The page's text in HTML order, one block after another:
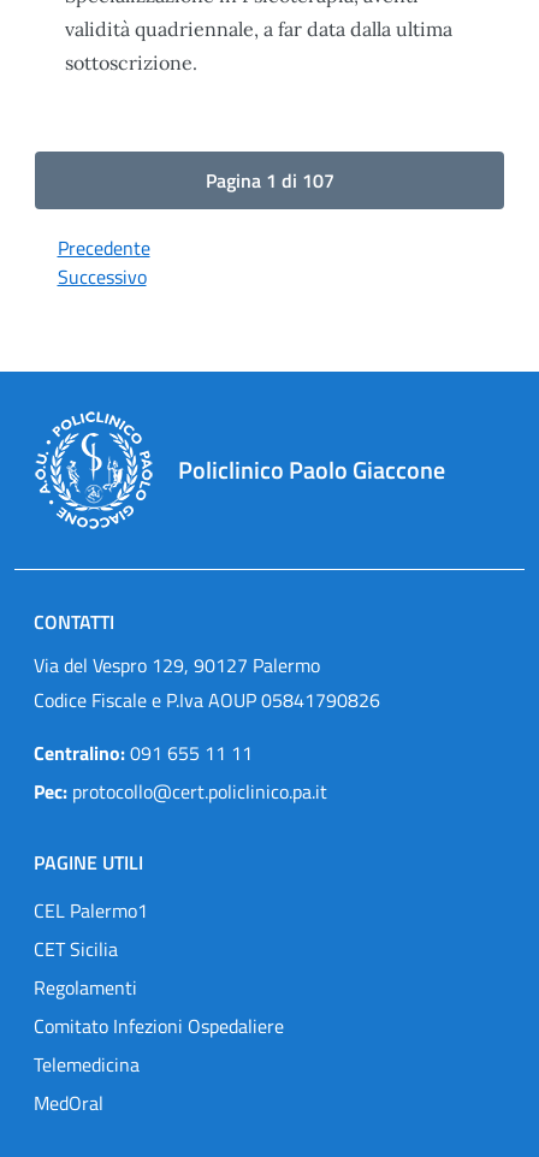
validità quadriennale, a far data dalla ultima
sottoscrizione.
Pagina 1 di 107
Precedente
Successivo
Policlinico Paolo Giaccone
CONTATTI
Via del Vespro 129, 90127 Palermo
Codice Fiscale e P.Iva AOUP 05841790826
Centralino:091 655 11 11
Pec: protocollo@cert.policlinico.pa.it
PAGINE UTILI
CEL Palermo1
CET Sicilia
Regolamenti
Comitato Infezioni Ospedaliere
Telemedicina
MedOral